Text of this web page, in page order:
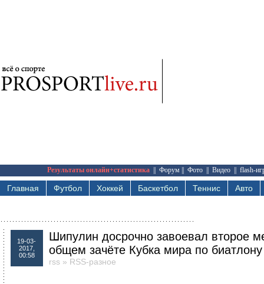
Результаты онлайн+статистика Форум Фото Видео flash-
Главная Футбол Хоккей Баскетбол Теннис Авто
19-03-
2017,
00:58
Шипулин досрочно завоевал второе
общем зачёте Кубка мира по биатлону
rss » RSS-разное